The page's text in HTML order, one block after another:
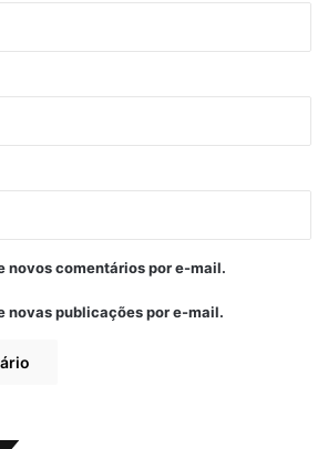
novos comentários por e-mail.
novas publicações por e-mail.